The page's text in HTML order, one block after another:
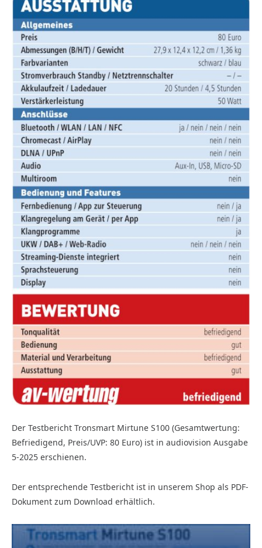
Der Testbericht Tronsmart Mirtune S100 (Gesamtwertung:
Befriedigend, Preis/UVP: 80 Euro) ist in audiovision Ausgabe
5-2025 erschienen.
Der entsprechende Testbericht ist in unserem Shop als PDF-
Dokument zum Download erhältlich.